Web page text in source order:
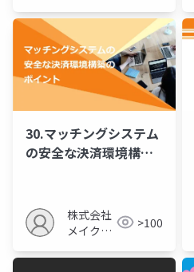
30.マッチングシステム
の安全な決済環境構築
株式会社
メイクア
>100